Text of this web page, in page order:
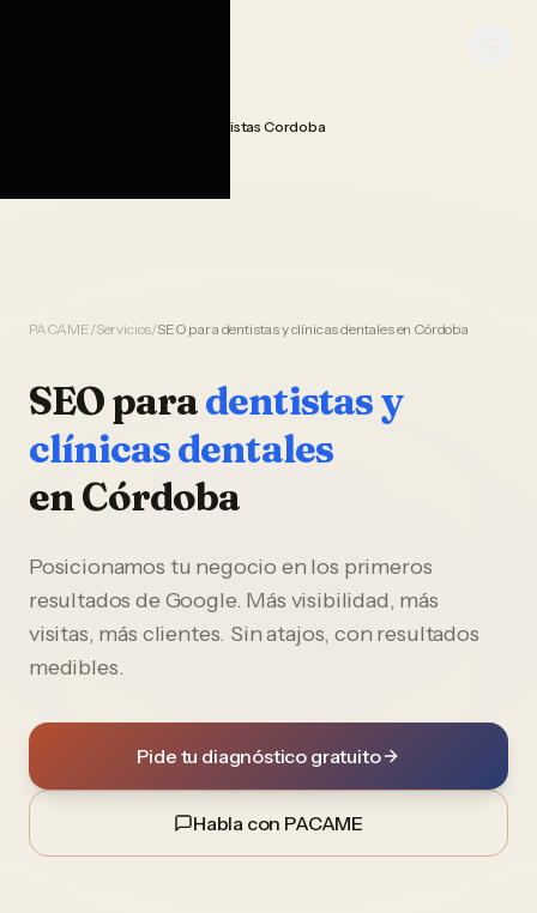
Seo Posicionamiento Dentistas Cordoba
PACAME/Servicios/SEO para dentistas y clínicas dentales en Córdoba
SEOparadentistas y
clínicas dentales
enCórdoba
Posicionamos tu negocio en los primeros
resultados de Google. Más visibilidad, más
visitas, más clientes. Sin atajos, con resultados
medibles.
Pide tu diagnóstico gratuito
Habla con PACAME